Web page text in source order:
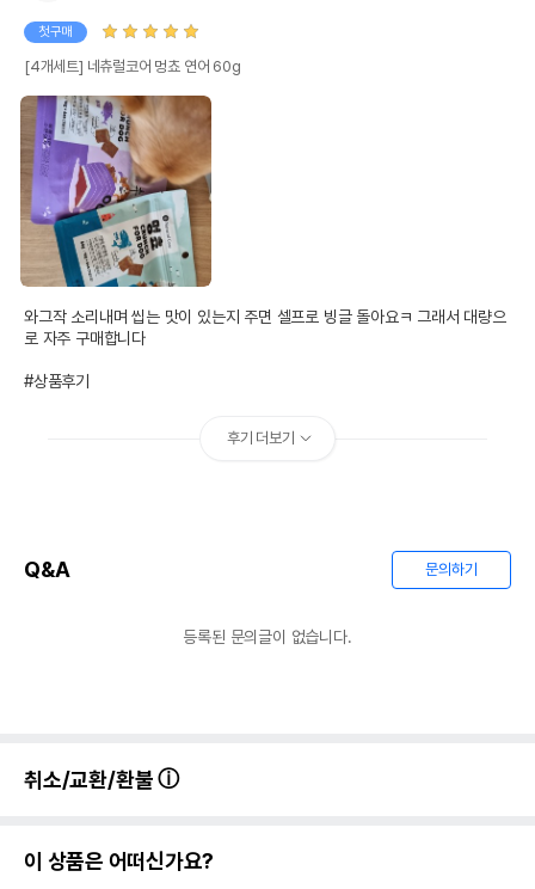
첫구매
[4개세트] 네츄럴코어 멍쵸 연어 60g
와그작 소리내며 씹는 맛이 있는지 주면 셀프로 빙글 돌아요ㅋ 그래서 대량으
로 자주 구매합니다
#상품후기
후기 더보기
Q&A 문의하기
등록된 문의글이 없습니다.
취소/교환/환불
이 상품은 어떠신가요?